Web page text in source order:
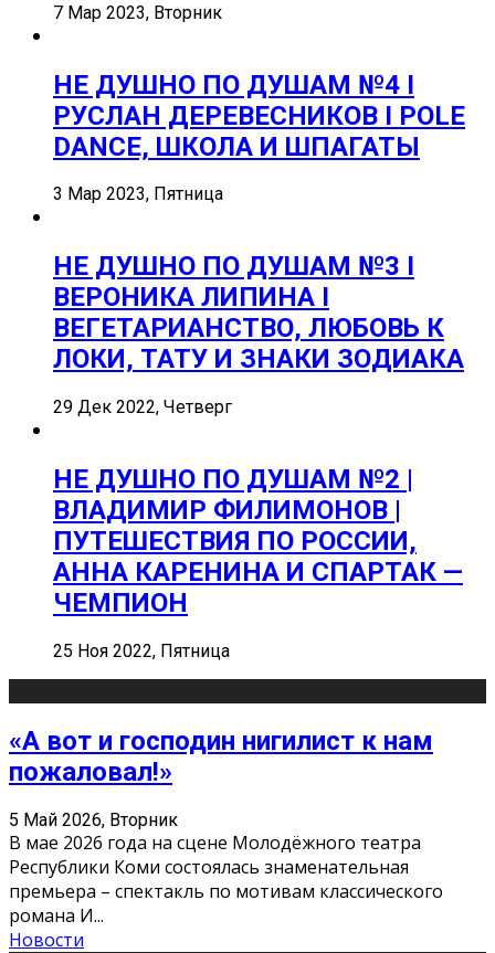
7 Мар 2023, Вторник
НЕ ДУШНО ПО ДУШАМ №4 I
РУСЛАН ДЕРЕВЕСНИКОВ I POLE
DANCE, ШКОЛА И ШПАГАТЫ
3 Мар 2023, Пятница
НЕ ДУШНО ПО ДУШАМ №3 I
ВЕРОНИКА ЛИПИНА I
ВЕГЕТАРИАНСТВО, ЛЮБОВЬ К
ЛОКИ, ТАТУ И ЗНАКИ ЗОДИАКА
29 Дек 2022, Четверг
НЕ ДУШНО ПО ДУШАМ №2 |
ВЛАДИМИР ФИЛИМОНОВ |
ПУТЕШЕСТВИЯ ПО РОССИИ,
АННА КАРЕНИНА И СПАРТАК —
ЧЕМПИОН
25 Ноя 2022, Пятница
«А вот и господин нигилист к нам
пожаловал!»
5 Май 2026, Вторник
В мае 2026 года на сцене Молодёжного театра
Республики Коми состоялась знаменательная
премьера – спектакль по мотивам классического
романа И...
Новости